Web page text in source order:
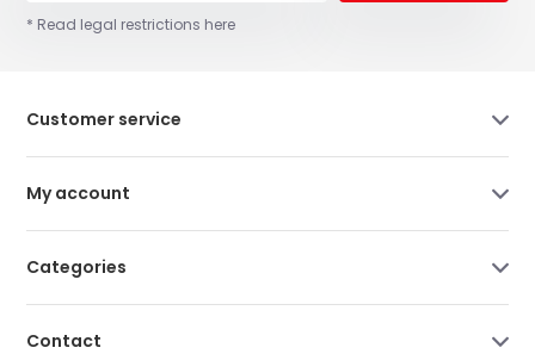
* Read legal restrictions here
Customer service
My account
Categories
Contact